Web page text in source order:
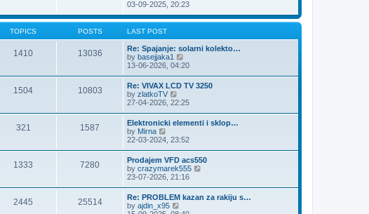
s
t
e
s
t
o
s
e
l
a
e
s
t
p
o
s
t
w
e
l
e
s
o
s
03-09-2025, 20:23
TOPICS POSTS LAST POST
1410 13036
Re: Spajanje: solarni kolekto…
by basejjaka1
i
w
t
h
e
l
a
e
s
t
p
o
s
t
13-06-2026, 04:20
1504 10803
Re: VIVAX LCD TV 3250
by zlatkoTV
i
w
t
h
e
l
a
t
e
s
t
p
o
27-04-2026, 22:25
321 1587
Elektronicki elementi i sklop…
by Mirna
w
t
h
e
l
a
t
22-03-2024, 23:52
1333 7280
Prodajem VFD acs550
by crazymarek555
t
23-07-2026, 21:16
2445 25514
Re: PROBLEM kazan za rakiju s…
by ajdin_x95